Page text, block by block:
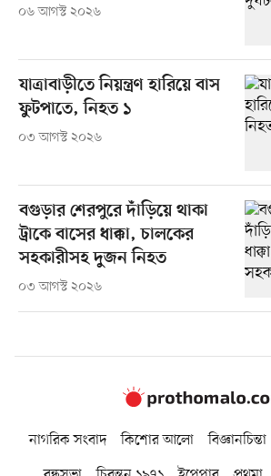
০৬ আগস্ট ২০২৬
যাত্রাবাড়ীতে নিয়ন্ত্রণ হারিয়ে বাস
ফুটপাতে, নিহত ১
০৩ আগস্ট ২০২৬
বগুড়ার শেরপুরে দাঁড়িয়ে থাকা
ট্রাকে বাসের ধাক্কা, চালকের
সহকারীসহ দুজন নিহত
০৩ আগস্ট ২০২৬
নাগরিক সংবাদ কিশোর আলো বিজ্ঞানচিন্তা